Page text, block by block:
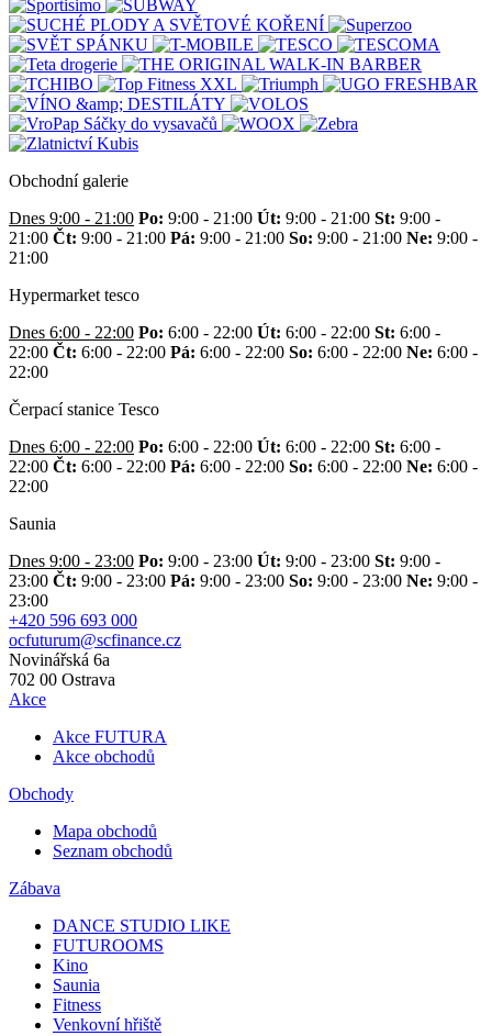
Obchodní galerie
Dnes 9:00 - 21:00 Po: 9:00 - 21:00 Út: 9:00 - 21:00 St: 9:00 -
21:00 Čt: 9:00 - 21:00 Pá: 9:00 - 21:00 So: 9:00 - 21:00 Ne: 9:00 -
21:00
Hypermarket tesco
Dnes 6:00 - 22:00 Po: 6:00 - 22:00 Út: 6:00 - 22:00 St: 6:00 -
22:00 Čt: 6:00 - 22:00 Pá: 6:00 - 22:00 So: 6:00 - 22:00 Ne: 6:00 -
22:00
Čerpací stanice Tesco
Dnes 6:00 - 22:00 Po: 6:00 - 22:00 Út: 6:00 - 22:00 St: 6:00 -
22:00 Čt: 6:00 - 22:00 Pá: 6:00 - 22:00 So: 6:00 - 22:00 Ne: 6:00 -
22:00
Saunia
Dnes 9:00 - 23:00 Po: 9:00 - 23:00 Út: 9:00 - 23:00 St: 9:00 -
23:00 Čt: 9:00 - 23:00 Pá: 9:00 - 23:00 So: 9:00 - 23:00 Ne: 9:00 -
23:00
+420 596 693 000
ocfuturum@scfinance.cz
Novinářská 6a
702 00 Ostrava
Akce
Akce FUTURA
Akce obchodů
Obchody
Mapa obchodů
Seznam obchodů
Zábava
DANCE STUDIO LIKE
FUTUROOMS
Kino
Saunia
Fitness
Venkovní hřiště